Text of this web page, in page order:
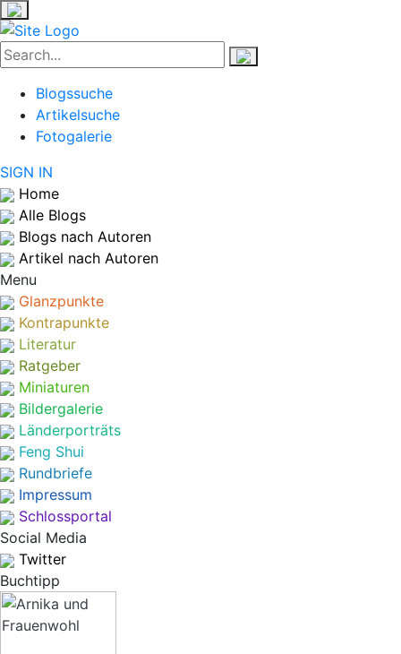
Blogssuche
Artikelsuche
Fotogalerie
SIGN IN
Home
Alle Blogs
Blogs nach Autoren
Artikel nach Autoren
Menu
Glanzpunkte
Kontrapunkte
Literatur
Ratgeber
Miniaturen
Bildergalerie
Länderporträts
Feng Shui
Rundbriefe
Impressum
Schlossportal
Social Media
Twitter
Buchtipp